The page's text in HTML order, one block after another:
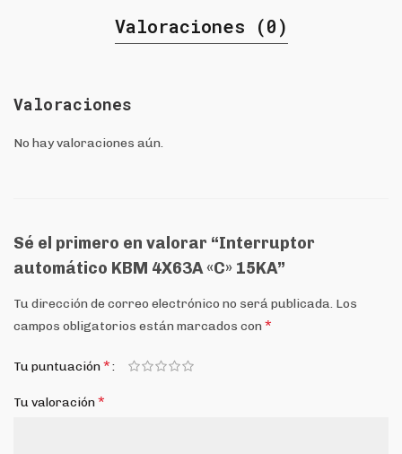
Valoraciones (0)
Valoraciones
No hay valoraciones aún.
Sé el primero en valorar “Interruptor
automático KBM 4X63A «C» 15KA”
Tu dirección de correo electrónico no será publicada. Los
campos obligatorios están marcados con *
Tu puntuación*
Tu valoración*